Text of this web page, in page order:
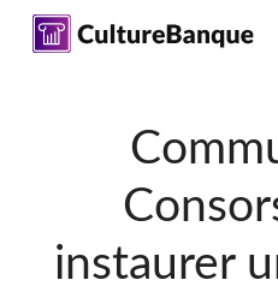
Skip
instaurer